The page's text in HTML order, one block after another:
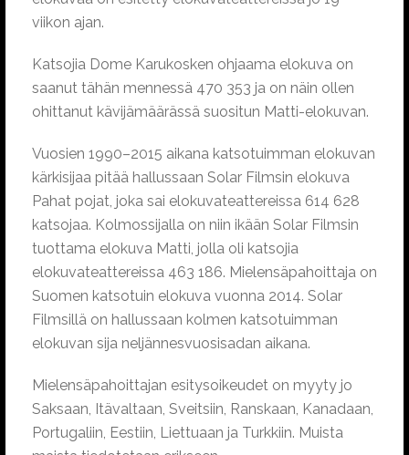
viikon ajan.
Katsojia Dome Karukosken ohjaama elokuva on
saanut tähän mennessä 470 353 ja on näin ollen
ohittanut kävijämäärässä suositun Matti-elokuvan.
Vuosien 1990–2015 aikana katsotuimman elokuvan
kärkisijaa pitää hallussaan Solar Filmsin elokuva
Pahat pojat, joka sai elokuvateattereissa 614 628
katsojaa. Kolmossijalla on niin ikään Solar Filmsin
tuottama elokuva Matti, jolla oli katsojia
elokuvateattereissa 463 186. Mielensäpahoittaja on
Suomen katsotuin elokuva vuonna 2014. Solar
Filmsillä on hallussaan kolmen katsotuimman
elokuvan sija neljännesvuosisadan aikana.
Mielensäpahoittajan esitysoikeudet on myyty jo
Saksaan, Itävaltaan, Sveitsiin, Ranskaan, Kanadaan,
Portugaliin, Eestiin, Liettuaan ja Turkkiin. Muista